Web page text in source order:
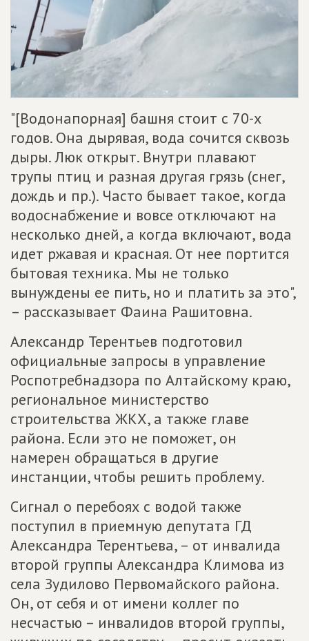
"[Водонапорная] башня стоит с 70-х
годов. Она дырявая, вода сочится сквозь
дыры. Люк открыт. Внутри плавают
трупы птиц и разная другая грязь (снег,
дождь и пр.). Часто бывает такое, когда
водоснабжение и вовсе отключают на
несколько дней, а когда включают, вода
идет ржавая и красная. От нее портится
бытовая техника. Мы не только
вынуждены ее пить, но и платить за это",
– рассказывает Фаина Рашитовна.
Александр Терентьев подготовил
официальные запросы в управление
Роспотребнадзора по Алтайскому краю,
региональное министерство
строительства ЖКХ, а также главе
района. Если это не поможет, он
намерен обращаться в другие
инстанции, чтобы решить проблему.
Сигнал о перебоях с водой также
поступил в приемную депутата ГД
Александра Терентьева, – от инвалида
второй группы Александра Климова из
села Зудилово Первомайского района.
Он, от себя и от имени коллег по
несчастью – инвалидов второй группы,